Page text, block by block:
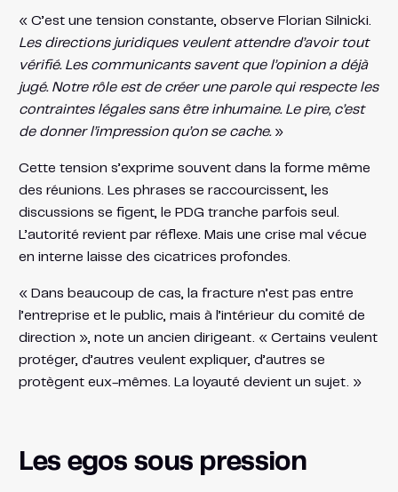
« C’est une tension constante, observe Florian Silnicki.
Les directions juridiques veulent attendre d’avoir tout
vérifié. Les communicants savent que l’opinion a déjà
jugé. Notre rôle est de créer une parole qui respecte les
contraintes légales sans être inhumaine. Le pire, c’est
de donner l’impression qu’on se cache.»
Cette tension s’exprime souvent dans la forme même
des réunions. Les phrases se raccourcissent, les
discussions se figent, le PDG tranche parfois seul.
L’autorité revient par réflexe. Mais une crise mal vécue
en interne laisse des cicatrices profondes.
« Dans beaucoup de cas, la fracture n’est pas entre
l’entreprise et le public, mais à l’intérieur du comité de
direction », note un ancien dirigeant. « Certains veulent
protéger, d’autres veulent expliquer, d’autres se
protègent eux-mêmes. La loyauté devient un sujet. »
Les egos sous pression